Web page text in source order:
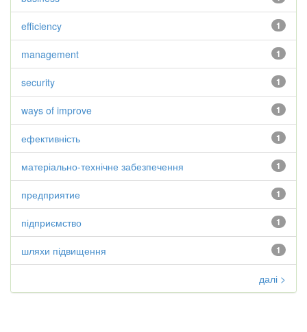
1
efficiency
1
management
1
security
1
ways of improve
1
ефективність
1
матеріально-технічне забезпечення
1
предприятие
1
підприємство
1
шляхи підвищення
далі >